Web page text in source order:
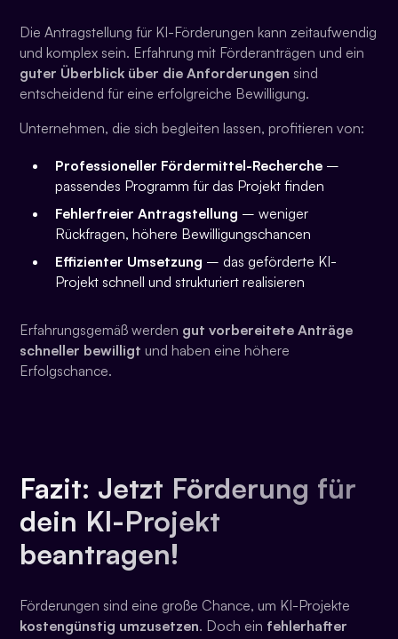
Die Antragstellung für KI-Förderungen kann zeitaufwendig
und komplex sein. Erfahrung mit Förderanträgen und ein
guter Überblick über die Anforderungen sind
entscheidend für eine erfolgreiche Bewilligung.
Unternehmen, die sich begleiten lassen, profitieren von:
Professioneller Fördermittel-Recherche–
passendes Programm für das Projekt finden
Fehlerfreier Antragstellung – weniger
Rückfragen, höhere Bewilligungschancen
Effizienter Umsetzung – das geförderte KI-
Projekt schnell und strukturiert realisieren
Erfahrungsgemäß werden gut vorbereitete Anträge
schneller bewilligt und haben eine höhere
Erfolgschance.
Fazit: Jetzt Förderung für
dein KI-Projekt
beantragen!
Förderungen sind eine große Chance, um KI-Projekte
kostengünstig umzusetzen. Doch ein fehlerhafter